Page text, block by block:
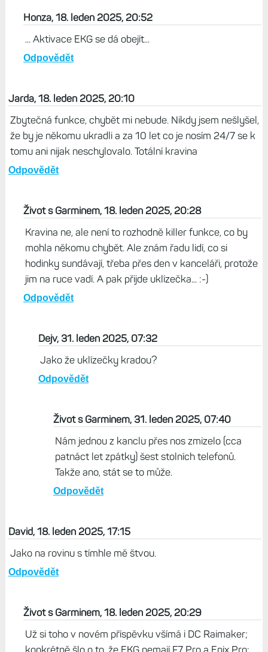
Honza, 18. leden 2025, 20:52
... Aktivace EKG se dá obejít...
Odpovědět
Jarda, 18. leden 2025, 20:10
Zbytečná funkce, chybět mi nebude. Nikdy jsem nešlyšel,
že by je někomu ukradli a za 10 let co je nosím 24/7 se k
tomu ani nijak neschylovalo. Totální kravina
Odpovědět
Život s Garminem, 18. leden 2025, 20:28
Kravina ne, ale není to rozhodně killer funkce, co by
mohla někomu chybět. Ale znám řadu lidí, co si
hodinky sundávají, třeba přes den v kanceláři, protože
jim na ruce vadí. A pak přijde uklízečka... :-)
Odpovědět
Dejv, 31. leden 2025, 07:32
Jako že uklízečky kradou?
Odpovědět
Život s Garminem, 31. leden 2025, 07:40
Nám jednou z kanclu přes nos zmizelo (cca
patnáct let zpátky) šest stolních telefonů.
Takže ano, stát se to může.
Odpovědět
David, 18. leden 2025, 17:15
Jako na rovinu s tímhle mě štvou.
Odpovědět
Život s Garminem, 18. leden 2025, 20:29
Už si toho v novém příspěvku všímá i DC Raimaker;